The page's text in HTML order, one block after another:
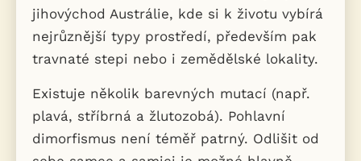
jihovýchod Austrálie, kde si k životu vybírá
nejrůznější typy prostředí, především pak
travnaté stepi nebo i zemědělské lokality.
Existuje několik barevných mutací (např.
plavá, stříbrná a žlutozobá). Pohlavní
dimorfismus není téměř patrný. Odlišit od